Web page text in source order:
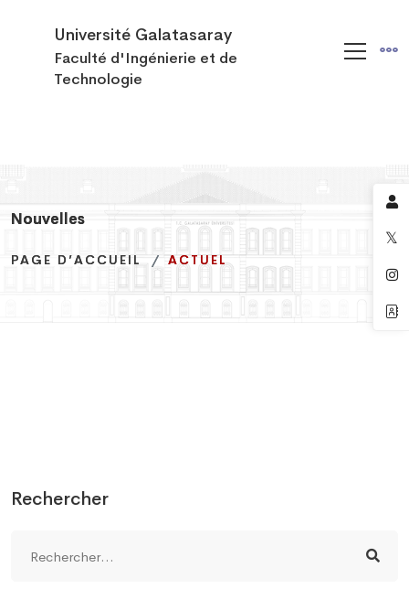
Université Galatasaray
Faculté d'Ingénierie et de
Technologie
Nouvelles
PAGE D’ACCUEIL ACTUEL
Nouvelles
PAGE D’ACCUEIL ACTUEL
Nouvelles
PAGE D’ACCUEIL ACTUEL
Rechercher